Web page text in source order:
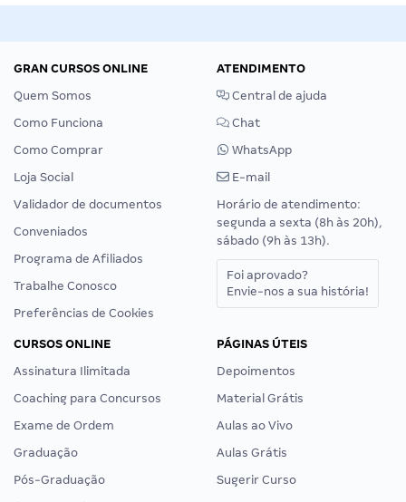
GRAN CURSOS ONLINE
Quem Somos
Como Funciona
Como Comprar
Loja Social
Validador de documentos
Conveniados
Programa de Afiliados
Trabalhe Conosco
Preferências de Cookies
ATENDIMENTO
Central de ajuda
Chat
WhatsApp
E-mail
Horário de atendimento:
segunda a sexta (8h às 20h),
sábado (9h às 13h).
Foi aprovado?
Envie-nos a sua história!
CURSOS ONLINE
Assinatura Ilimitada
Coaching para Concursos
Exame de Ordem
Graduação
Pós-Graduação
PÁGINAS ÚTEIS
Depoimentos
Material Grátis
Aulas ao Vivo
Aulas Grátis
Sugerir Curso